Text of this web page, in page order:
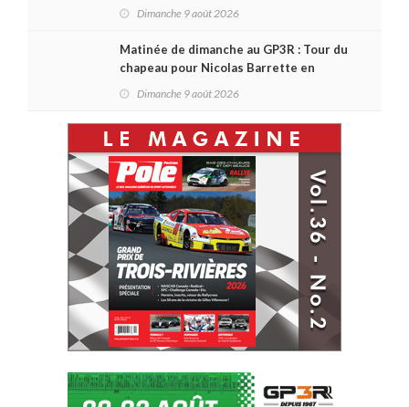
Dimanche 9 août 2026
Matinée de dimanche au GP3R : Tour du
chapeau pour Nicolas Barrette en
Dimanche 9 août 2026